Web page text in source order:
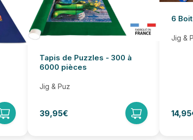
Tapis de Puzzles - 300 à
6000 pièces
Jig & Puz
39,95€
6
Jig &